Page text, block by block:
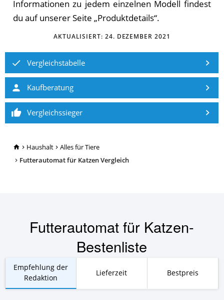
TopRatgeber24.de
Haushalt
Alles für Tiere
Futterautomat für Katzen Vergleich
In­for­ma­tio­nen zu je­dem ein­zel­nen Mo­dell fin­dest
du auf un­se­rer Sei­te „Pro­dukt­de­tails“.
AKTUALISIERT: 24. DEZEMBER 2021
Vergleichstabelle
Kaufberatung
Vergleichssieger
Futterautomat für Katzen-
Bestenliste
Empfehlung der
Redaktion
Lieferzeit Bestpreis